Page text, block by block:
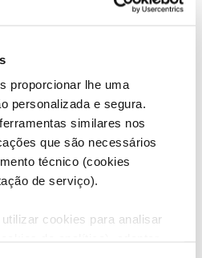
proporcionar lhe uma
personalizada e segura.
similares nos
que são necessários
técnico (cookies
de serviço).
cookies para analisar